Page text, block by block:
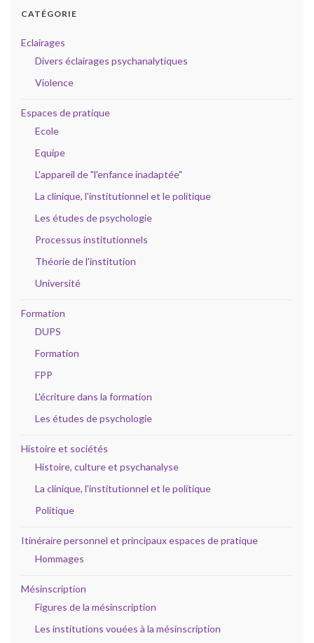
CATÉGORIE
Eclairages
Divers éclairages psychanalytiques
Violence
Espaces de pratique
Ecole
Equipe
L'appareil de "l'enfance inadaptée"
La clinique, l'institutionnel et le politique
Les études de psychologie
Processus institutionnels
Théorie de l'institution
Université
Formation
DUPS
Formation
FPP
L'écriture dans la formation
Les études de psychologie
Histoire et sociétés
Histoire, culture et psychanalyse
La clinique, l'institutionnel et le politique
Politique
Itinéraire personnel et principaux espaces de pratique
Hommages
Mésinscription
Figures de la mésinscription
Les institutions vouées à la mésinscription